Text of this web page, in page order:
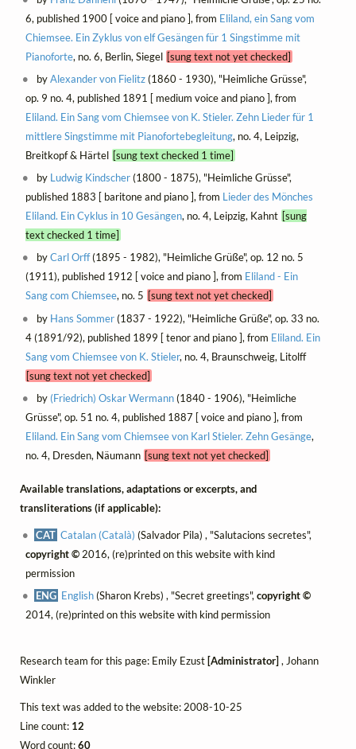
6, published 1900 [ voice and piano ], from Eliland, ein Sang vom
Chiemsee. Ein Zyklus von elf Gesängen für 1 Singstimme mit
Pianoforte, no. 6, Berlin, Siegel [sung text not yet checked]
byAlexander von Fielitz(1860 - 1930), "Heimliche Grüsse",
op. 9 no. 4, published 1891 [ medium voice and piano ], from
Eliland. Ein Sang vom Chiemsee von K. Stieler. Zehn Lieder für 1
mittlere Singstimme mit Pianofortebegleitung, no. 4, Leipzig,
Breitkopf & Härtel [sung text checked 1 time]
by Ludwig Kindscher(1800 - 1875), "Heimliche Grüsse",
published 1883 [ baritone and piano ], from Lieder des Mönches
Eliland. Ein Cyklus in 10 Gesängen, no. 4, Leipzig, Kahnt [sung
text checked 1 time]
byCarl Orff(1895 - 1982), "Heimliche Grüße", op. 12 no. 5
(1911), published 1912 [ voice and piano ], from Eliland - Ein
Sang com Chiemsee, no. 5 [sung text not yet checked]
by Hans Sommer(1837 - 1922), "Heimliche Grüße", op. 33 no.
4 (1891/92), published 1899 [ tenor and piano ], from Eliland. Ein
Sang vom Chiemsee von K. Stieler, no. 4, Braunschweig, Litolff
[sung text not yet checked]
by (Friedrich) Oskar Wermann(1840 - 1906), "Heimliche
Grüsse", op. 51 no. 4, published 1887 [ voice and piano ], from
Eliland. Ein Sang vom Chiemsee von Karl Stieler. Zehn Gesänge,
no. 4, Dresden, Näumann [sung text not yet checked]
Available translations, adaptations or excerpts, and
transliterations (if applicable):
CAT Catalan (Català) (Salvador Pila) , "Salutacions secretes",
copyright ©2016, (re)printed on this website with kind
permission
ENG English(Sharon Krebs) , "Secret greetings",copyright ©
2014, (re)printed on this website with kind permission
Research team for this page: Emily Ezust [Administrator] , Johann
Winkler
This text was added to the website: 2008-10-25
Line count: 12
Word count:60